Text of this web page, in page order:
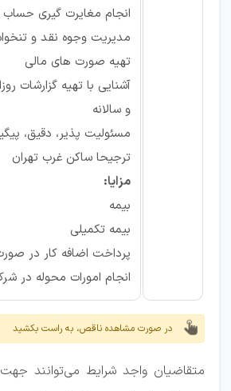
انجام مغایرت گیری حساب
مدیریت وجوه نقد و
تهیه صورت های مالی
آشنایی با تهیه گزارشات
و سالانه
مسئولیت پذیر، دقیق،
ترجیحا ساکن غرب تهران
مزایا:
بیمه
بیمه تکمیلی
پرداخت اضافه کار در
انجام امورات محوله در
در صورت مشاهده ناقص، به راست بکشید
متقاضیان واجد شرایط می‌توانند